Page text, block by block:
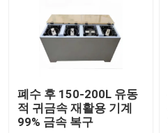
폐수 후 150-200L 유동
적 귀금속 재활용 기계
99% 금속 복구